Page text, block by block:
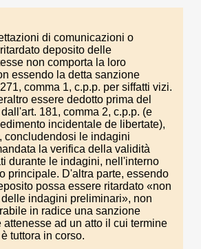
di comunicazioni o
deposito delle
non comporta la loro
essendo la detta sanzione
comma 1, c.p.p. per siffatti vizi.
essere dedotto prima del
181, comma 2, c.p.p. (e
incidentale de libertate),
concludendosi le indagini
la verifica della validità
durante le indagini, nell'interno
principale. D'altra parte, essendo
possa essere ritardato «non
indagini preliminari», non
in radice una sanzione
attenesse ad un atto il cui termine
tuttora in corso.